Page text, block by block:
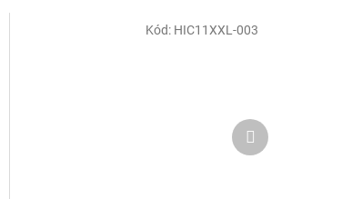
Kód: HIC11XXL-003
Ďalší
produkt